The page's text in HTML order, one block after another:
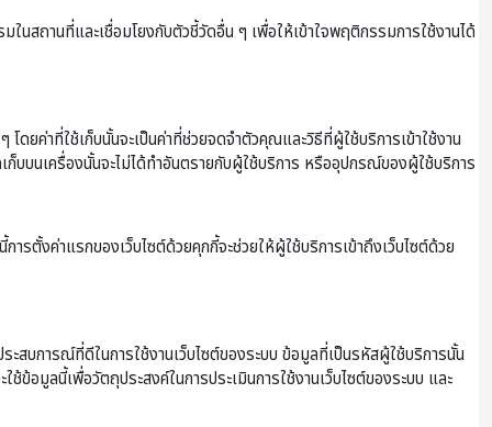
สถานที่และเชื่อมโยงกับตัวชี้วัดอื่น ๆ เพื่อให้เข้าใจพฤติกรรมการใช้งานได้
ยค่าที่ใช้เก็บนั้นจะเป็นค่าที่ช่วยจดจำตัวคุณและวิธีที่ผู้ใช้บริการเข้าใช้งาน
บบนเครื่องนั้นจะไม่ได้ทำอันตรายกับผู้ใช้บริการ หรืออุปกรณ์ของผู้ใช้บริการ
รตั้งค่าแรกของเว็บไซต์ด้วยคุกกี้จะช่วยให้ผู้ใช้บริการเข้าถึงเว็บไซต์ด้วย
ะสบการณ์ที่ดีในการใช้งานเว็บไซต์ของระบบ ข้อมูลที่เป็นรหัสผู้ใช้บริการนั้น
อมูลนี้เพื่อวัตถุประสงค์ในการประเมินการใช้งานเว็บไซต์ของระบบ และ